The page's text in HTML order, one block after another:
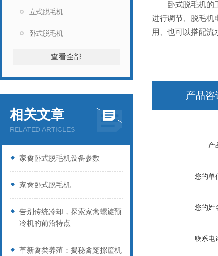
立式脱毛机
卧式脱毛机
查看全部
相关文章
RELATED ARTICLES
家禽卧式脱毛机设备参数
家禽卧式脱毛机
告别传统冷却，探索家禽螺旋预
冷机的前沿特点
革新禽类养殖：揭秘禽笼摞筐机
卧式脱毛机的工
进行调节、脱毛机
用、也可以搭配流
产品咨
产
您的单
您的姓
联系电